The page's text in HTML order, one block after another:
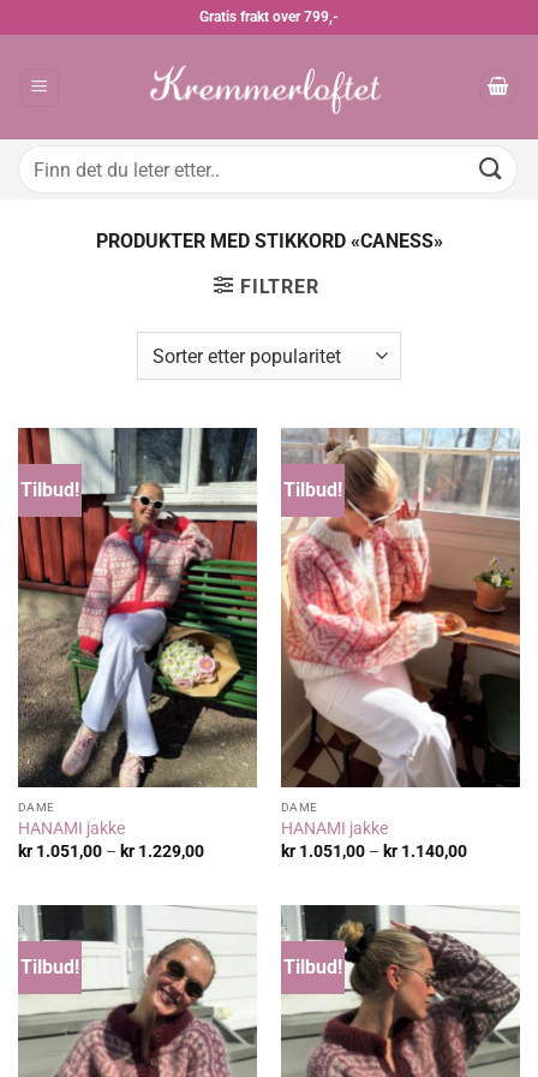
Gratis frakt over 799,-
Søk
PRODUKTER MED STIKKORD «CANESS»
FILTRER
Tilbud!
DAME
HANAMI jakke
kr1.051,00 – kr1.229,00Prisområde:
Tilbud!
DAME
HANAMI jakke
kr1.051,00 – kr1.140,00
Tilbud! Tilbud!